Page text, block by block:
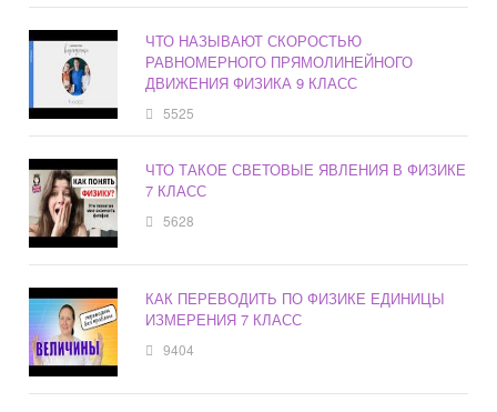
ЧТО НАЗЫВАЮТ СКОРОСТЬЮ
РАВНОМЕРНОГО ПРЯМОЛИНЕЙНОГО
ДВИЖЕНИЯ ФИЗИКА 9 КЛАСС
5525
ЧТО ТАКОЕ СВЕТОВЫЕ ЯВЛЕНИЯ В ФИЗИКЕ
7 КЛАСС
5628
КАК ПЕРЕВОДИТЬ ПО ФИЗИКЕ ЕДИНИЦЫ
ИЗМЕРЕНИЯ 7 КЛАСС
9404